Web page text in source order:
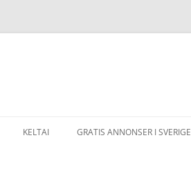
KELTAI GRATIS ANNONSER I SVERIGE